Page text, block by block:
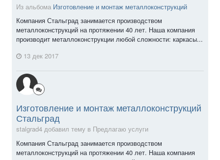
Из альбома Изготовление и монтаж металлоконструкций
Компания Стальград занимается производством
металлоконструкций на протяжении 40 лет. Наша компания
производит металлоконструкции любой сложности: каркасы...
13 дек 2017
Изготовление и монтаж металлоконструкций
Стальград
stalgrad4 добавил тему в Предлагаю услуги
Компания Стальград занимается производством
металлоконструкций на протяжении 40 лет. Наша компания